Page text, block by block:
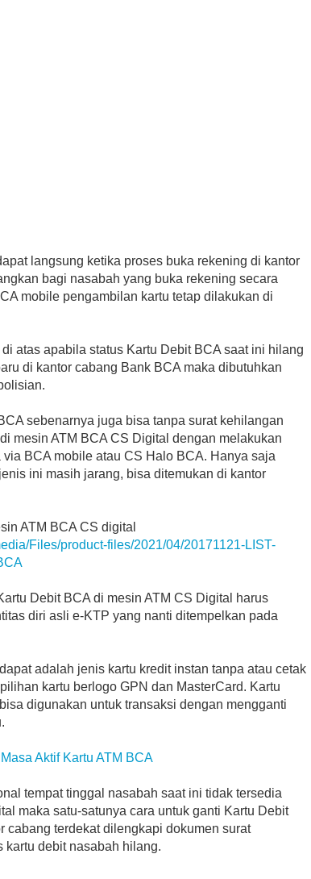
langsung ketika proses buka rekening di kantor
bagi nasabah yang buka rekening secara
mobile pengambilan kartu tetap dilakukan di
atas apabila status Kartu Debit BCA saat ini hilang
di kantor cabang Bank BCA maka dibutuhkan
sebenarnya juga bisa tanpa surat kehilangan
mesin ATM BCA CS Digital dengan melakukan
BCA mobile atau CS Halo BCA. Hanya saja
ini masih jarang, bisa ditemukan di kantor
ATM BCA CS digital
Files/product-files/2021/04/20171121-LIST-
Debit BCA di mesin ATM CS Digital harus
diri asli e-KTP yang nanti ditempelkan pada
adalah jenis kartu kredit instan tanpa atau cetak
kartu berlogo GPN dan MasterCard. Kartu
digunakan untuk transaksi dengan mengganti
Aktif Kartu ATM BCA
tempat tinggal nasabah saat ini tidak tersedia
maka satu-satunya cara untuk ganti Kartu Debit
cabang terdekat dilengkapi dokumen surat
kartu debit nasabah hilang.